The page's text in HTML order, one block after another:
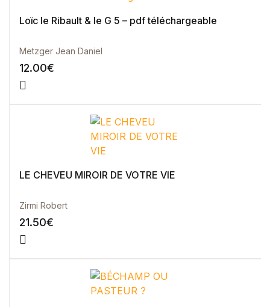
Loïc le Ribault & le G 5 – pdf téléchargeable
Metzger Jean Daniel
12.00€
LE CHEVEU MIROIR DE VOTRE VIE
Zirmi Robert
21.50€